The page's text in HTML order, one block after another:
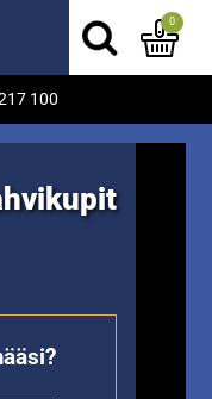
100
0